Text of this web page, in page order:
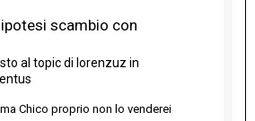
scambio con
al topic di lorenzuz in
Chico proprio non lo venderei